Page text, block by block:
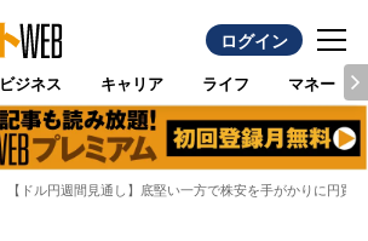
ログイン
ビジネス キャリア ライフ マネー
【ドル円週間見通し】底堅い一方で株安を手がかりに円買